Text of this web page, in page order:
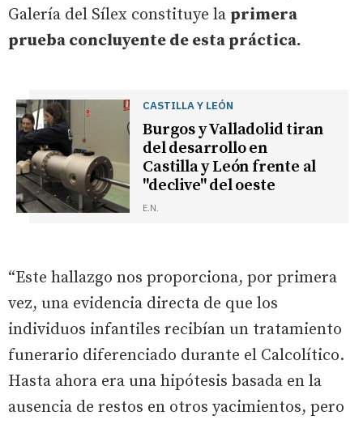
Galería del Sílex constituye la primera
prueba concluyente de esta práctica.
CASTILLA Y LEÓN
Burgos y Valladolid tiran
del desarrollo en
Castilla y León frente al
"declive" del oeste
E.N.
“Este hallazgo nos proporciona, por primera
vez, una evidencia directa de que los
individuos infantiles recibían un tratamiento
funerario diferenciado durante el Calcolítico.
Hasta ahora era una hipótesis basada en la
ausencia de restos en otros yacimientos, pero